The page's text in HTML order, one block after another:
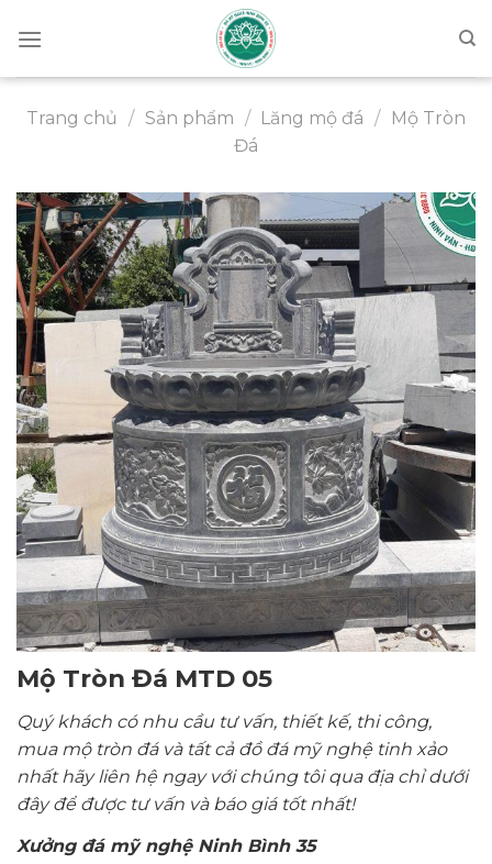
đến
Trang chủ
/ Sản phẩm / Lăng mộ đá /
Mộ Tròn
Đá
Mộ Tròn Đá MTD 05
Quý khách có nhu cầu tư vấn, thiết kế, thi công,
mua mộ tròn đá và tất cả đồ đá mỹ nghệ tinh xảo
nhất hãy liên hệ ngay với chúng tôi qua địa chỉ dưới
đây để được tư vấn và báo giá tốt nhất!
Xưởng đá mỹ nghệ Ninh Bình 35